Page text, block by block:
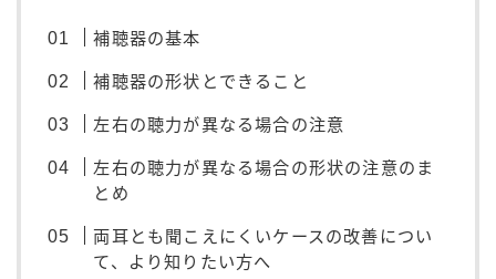
補聴器の基本
補聴器の形状とできること
左右の聴力が異なる場合の注意
左右の聴力が異なる場合の形状の注意のま
とめ
両耳とも聞こえにくいケースの改善につい
て、より知りたい方へ